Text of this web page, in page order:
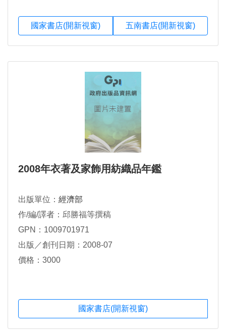
國家書店(開新視窗) 五南書店(開新視窗)
2008年衣著及家飾用紡織品年鑑
出版單位： 經濟部
作/編/譯者：邱勝福等撰稿
GPN：1009701971
出版／創刊日期：2008-07
價格：3000
國家書店(開新視窗)